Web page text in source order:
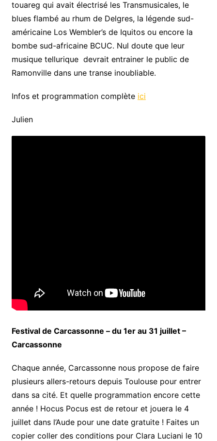
touareg qui avait électrisé les Transmusicales, le
blues flambé au rhum de Delgres, la légende sud-
américaine Los Wembler’s de Iquitos ou encore la
bombe sud-africaine BCUC. Nul doute que leur
musique tellurique devrait entrainer le public de
Ramonville dans une transe inoubliable.
Infos et programmation complète ici
Julien
Festival de Carcassonne – du 1er au 31 juillet –
Carcassonne
Chaque année, Carcassonne nous propose de faire
plusieurs allers-retours depuis Toulouse pour entrer
dans sa cité. Et quelle programmation encore cette
année ! Hocus Pocus est de retour et jouera le 4
juillet dans l’Aude pour une date gratuite ! Faites un
copier coller des conditions pour Clara Luciani le 10